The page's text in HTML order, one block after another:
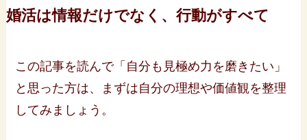
婚活は情報だけでなく、行動がすべて
この記事を読んで「自分も見極め力を磨きたい」
と思った方は、まずは自分の理想や価値観を整理
してみましょう。